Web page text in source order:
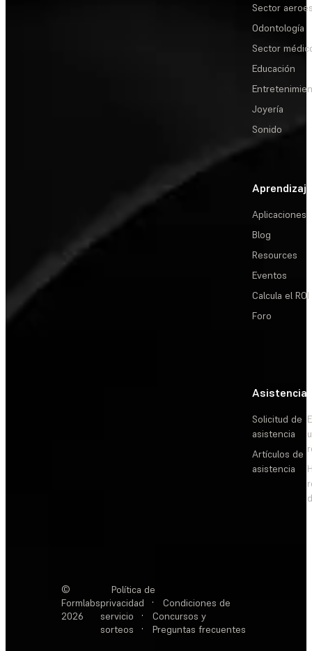
Sector
Odontología
Sector
Educación
Joyería
Sonido
Aprendizaje
Aplicaciones
Blog
Resources
Eventos
Calcula el ROI
Foro
Asistencia
Solicitud de
asistencia
Artículos de
asistencia
©
Formlabs
2026
Política de
privacidad
·
Condiciones de
servicio
·
Concursos y
sorteos
· Preguntas frecuentes